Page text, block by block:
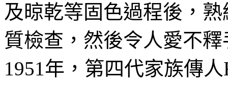
及晾乾等固色過程後，
質檢查，然後令人愛不
1951年，第四代家族傳